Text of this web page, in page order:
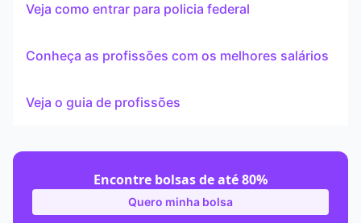
Veja como entrar para policia federal
Conheça as profissões com os melhores salários
Veja o guia de profissões
Encontre bolsas de até 80%
Quero minha bolsa